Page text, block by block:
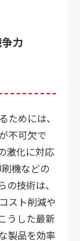
力
ためには、
不可欠で
激化に対応
機などの
技術は、
スト削減や
うした最新
製品を効率